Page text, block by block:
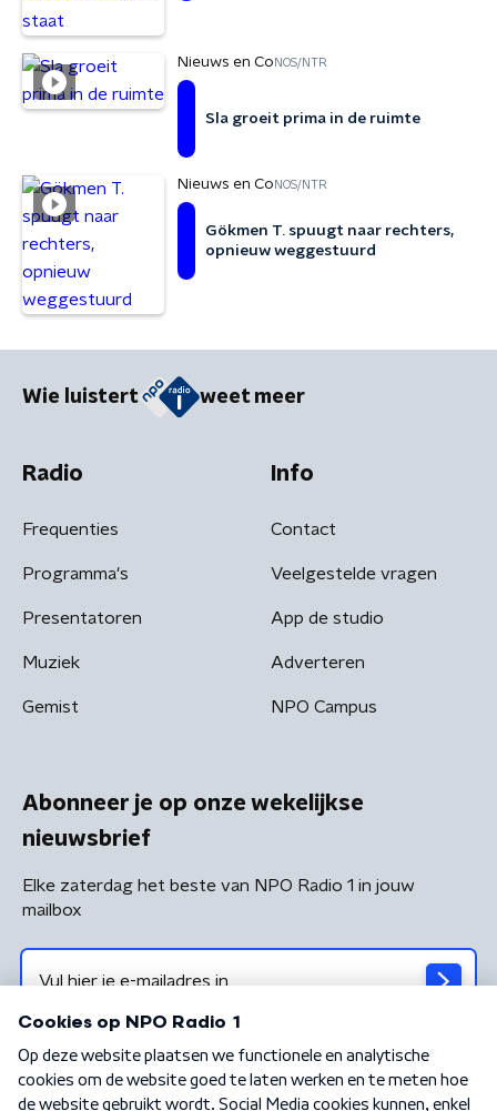
Nieuws en Co NOS/NTR
Sla groeit prima in de ruimte
Nieuws en Co NOS/NTR
Gökmen T. spuugt naar rechters,
opnieuw weggestuurd
Wie luistert weet meer
Radio
Frequenties
Programma's
Presentatoren
Muziek
Gemist
Info
Contact
Veelgestelde vragen
App de studio
Adverteren
NPO Campus
Abonneer je op onze wekelijkse
nieuwsbrief
Elke zaterdag het beste van NPO Radio 1 in jouw
mailbox